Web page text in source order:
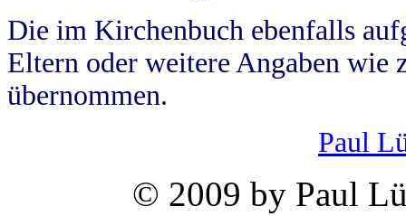
Die im Kirchenbuch ebenfalls
Eltern oder weitere Angaben wie
übernommen.
Paul
© 2009 by Paul